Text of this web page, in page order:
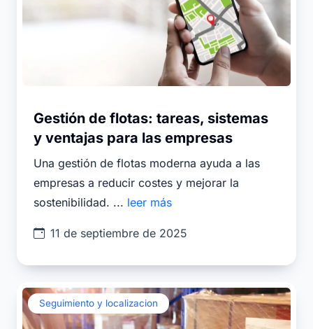
Gestión de flotas: tareas, sistemas
y ventajas para las empresas
Una gestión de flotas moderna ayuda a las
empresas a reducir costes y mejorar la
sostenibilidad. ... leer más
11 de septiembre de 2025
Seguimiento y localizacion